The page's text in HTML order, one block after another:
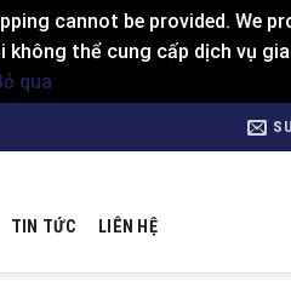
cannot be provided. We
thể cung cấp dịch vụ
qua
TIN TỨC LIÊN HỆ